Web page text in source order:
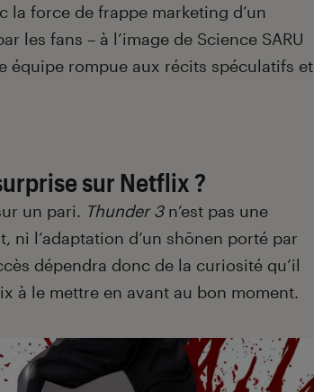
la force de frappe marketing d’un
les fans – à l’image de Science SARU
équipe rompue aux récits spéculatifs et
sur Netflix ?
un pari. Thunder 3n’est pas une
ni l’adaptation d’un shōnen porté par
dépendra donc de la curiosité qu’il
à le mettre en avant au bon moment.